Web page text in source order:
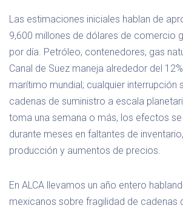
Las estimaciones iniciales hablan de
9,600 millones de dólares de comercio
por día. Petróleo, contenedores, gas
Canal de Suez maneja alrededor del
marítimo mundial; cualquier interrupción
cadenas de suministro a escala
toma una semana o más, los efectos
durante meses en faltantes de
producción y aumentos de precios.
En ALCA llevamos un año entero
mexicanos sobre fragilidad de cadenas